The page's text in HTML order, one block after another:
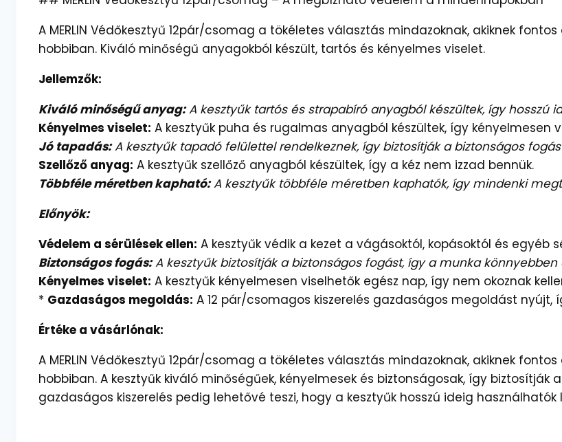
A MERLIN Védőkesztyű 12pár/csomag a tökéletes választás mindazoknak, akiknek
hobbiban. Kiváló minőségű anyagokból készült, tartós és kényelmes viselet.
Jellemzők:
Kiváló minőségű anyag:A kesztyűk tartós és strapabíró anyagból készültek, így hosszú
Kényelmes viselet: A kesztyűk puha és rugalmas anyagból készültek, így kényelmesen
Jó tapadás:A kesztyűk tapadó felülettel rendelkeznek, így biztosítják a biztonságos
Szellőző anyag: A kesztyűk szellőző anyagból készültek, így a kéz nem izzad bennük.
Többféle méretben kapható:A kesztyűk többféle méretben kaphatók, így mindenki
Előnyök:
Védelem a sérülések ellen: A kesztyűk védik a kezet a vágásoktól, kopásoktól és egyéb
Biztonságos fogás:A kesztyűk biztosítják a biztonságos fogást, így a munka
Kényelmes viselet: A kesztyűk kényelmesen viselhetők egész nap, így nem okoznak
* Gazdaságos megoldás: A 12 pár/csomagos kiszerelés gazdaságos megoldást nyújt,
Értéke a vásárlónak:
A MERLIN Védőkesztyű 12pár/csomag a tökéletes választás mindazoknak, akiknek
hobbiban. A kesztyűk kiváló minőségűek, kényelmesek és biztonságosak, így
gazdaságos kiszerelés pedig lehetővé teszi, hogy a kesztyűk hosszú ideig használhatók